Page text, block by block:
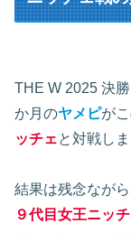
THE W 2025 決
か月のヤメピが
ッチェと対戦しま
結果は残念なが
９代目女王ニッ